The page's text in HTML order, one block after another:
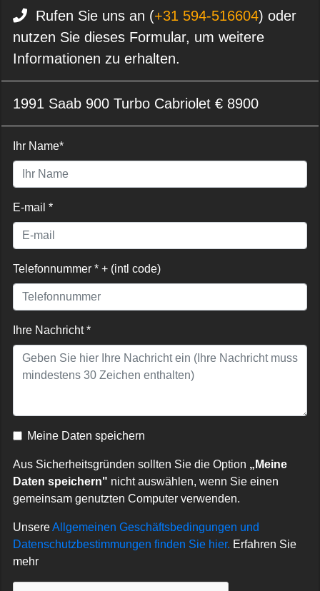
Rufen Sie uns an (+31 594-516604) oder
nutzen Sie dieses Formular, um weitere
Informationen zu erhalten.
1991 Saab 900 Turbo Cabriolet € 8900
Ihr Name*
E-mail *
Telefonnummer * + (intl code)
Ihre Nachricht *
Meine Daten speichern
Aus Sicherheitsgründen sollten Sie die Option „Meine
Daten speichern" nicht auswählen, wenn Sie einen
gemeinsam genutzten Computer verwenden.
UnsereAllgemeinen Geschäftsbedingungen und
Datenschutzbestimmungen finden Sie hier. Erfahren Sie
mehr